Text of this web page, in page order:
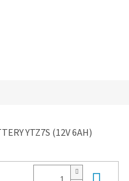
YTZ7S (12V 6AH)